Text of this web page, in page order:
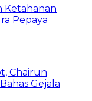
Ketahanan
Pepaya
Chairun
Gejala